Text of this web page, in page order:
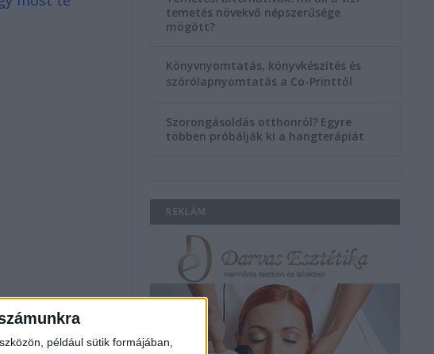
például sütik formájában,
temetés növekvő népszerűsége
mögött?
Könyvnyomtatás, könyvkészítés és
szórólapnyomtatás a Co-Printtől
Szorongásoldás otthonról? Egyre
többen próbálják ki a hangterápiát
REKLÁM